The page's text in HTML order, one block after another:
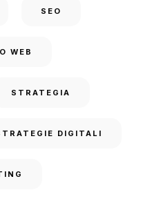
SEO
WEB
STRATEGIA
DIGITALI